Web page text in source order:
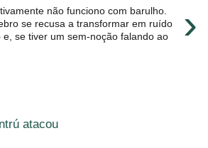
›
não funciono com barulho.
se recusa a transformar em ruído
e, se tiver um sem-noção falando ao
atacou